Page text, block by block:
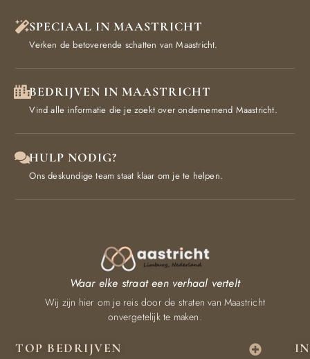
SPECIAAL IN MAASTRICHT
Verken de betoverende schatten van Maastricht.
BEDRIJVEN IN MAASTRICHT
Vind alle informatie die je zoekt over ondernemend Maastricht.
HULP NODIG?
Ons deskundige team staat klaar om je te helpen.
TOP BEDRIJVEN
Waar elke straat een verhaal vertelt
Wij zijn hier om je reis door de straten van Maastricht
onvergetelijk te maken.